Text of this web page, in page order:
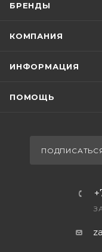
БРЕНДЫ
КОМПАНИЯ
ИНФОРМАЦИЯ
ПОМОЩЬ